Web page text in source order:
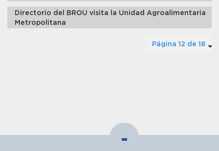
Directorio del BROU visita la Unidad Agroalimentaria
Metropolitana
Página 12 de 18
-